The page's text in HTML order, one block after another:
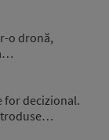
o dronă,
for decizional.